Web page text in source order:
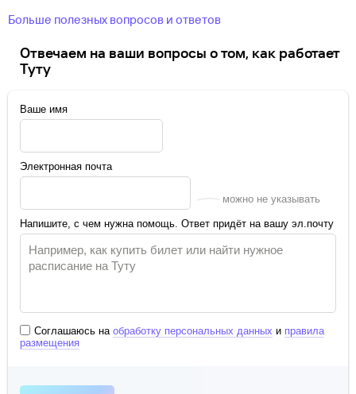
Больше полезных вопросов и ответов
Отвечаем на ваши вопросы о том, как работает
Туту
Ваше имя
Электронная почта
можно не указывать
Напишите, с чем нужна помощь. Ответ придёт на вашу эл.почту
Соглашаюсь на обработку персональных данных и правила
размещения